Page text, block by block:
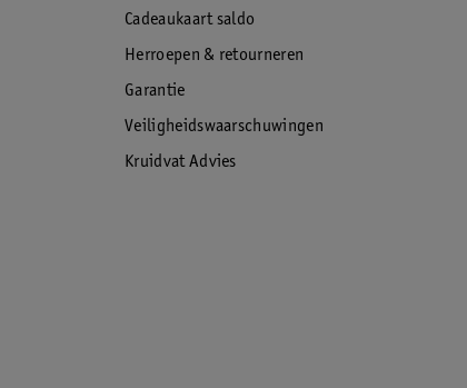
Cadeaukaart saldo
Herroepen & retourneren
Garantie
Veiligheidswaarschuwingen
Kruidvat Advies